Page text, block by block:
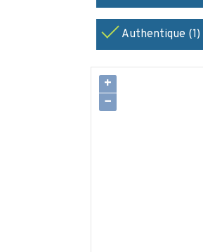
Authentique (1)
+
−